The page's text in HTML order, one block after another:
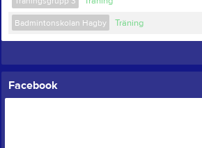
Badmintonskolan Hagby Träning
Facebook